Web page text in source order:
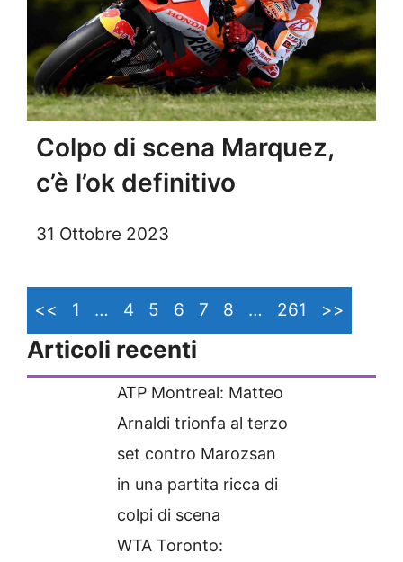
Colpo di scena Marquez,
c’è l’ok definitivo
31 Ottobre 2023
<< 1 … 4 5 6 7 8 … 261 >>
Articoli recenti
ATP Montreal: Matteo
Arnaldi trionfa al terzo
set contro Marozsan
in una partita ricca di
colpi di scena
WTA Toronto: